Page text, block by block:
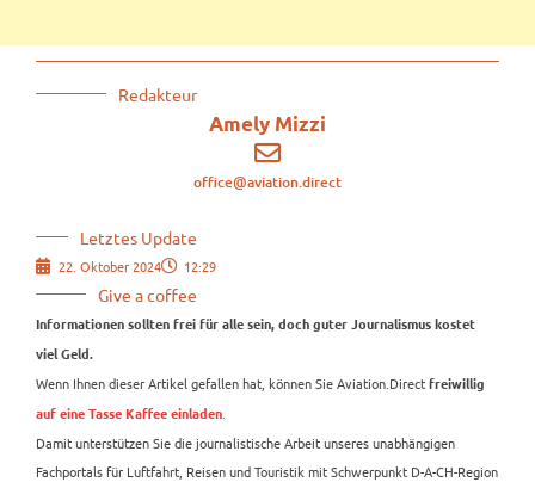
Redakteur
Amely Mizzi
office@aviation.direct
Letztes Update
22. Oktober 2024 12:29
Give a coffee
Informationen sollten frei für alle sein, doch guter Journalismus kostet
viel Geld.
Wenn Ihnen dieser Artikel gefallen hat, können Sie Aviation.Direct freiwillig
auf eine Tasse Kaffee einladen
Damit unterstützen Sie die journalistische Arbeit unseres unabhängigen
Fachportals für Luftfahrt, Reisen und Touristik mit Schwerpunkt D-A-CH-Region